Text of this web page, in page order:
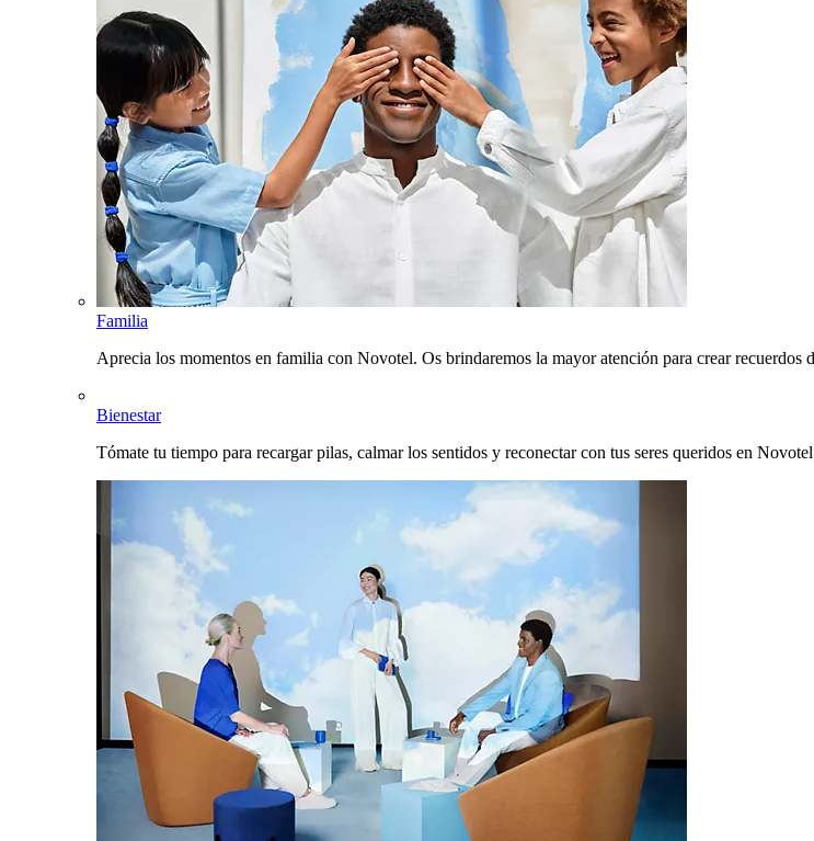
Familia
Aprecia los momentos en familia con Novotel. Os brindaremos la mayor atención para crear recuerdos
Bienestar
Tómate tu tiempo para recargar pilas, calmar los sentidos y reconectar con tus seres queridos en